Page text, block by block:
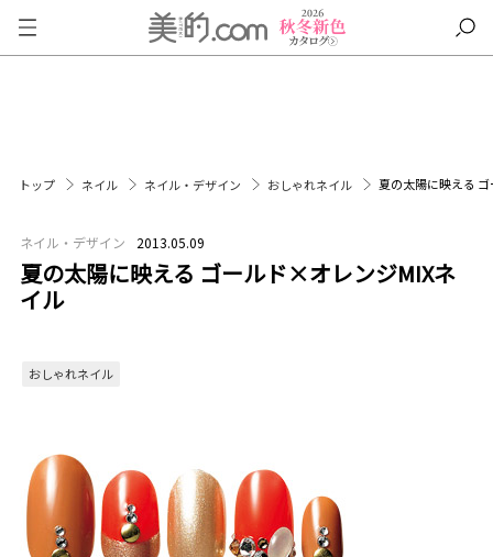
トップ ネイル ネイル・デザイン おしゃれネイル 夏の太陽に映える
ネイル・デザイン 2013.05.09
夏の太陽に映える ゴールド×オレンジMIXネ
イル
おしゃれネイル